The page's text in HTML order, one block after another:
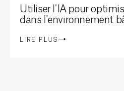
Utiliser l'IA pour
dans l'environnement
LIRE PLUS